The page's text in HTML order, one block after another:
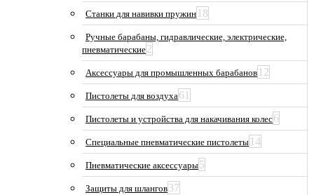
Станки для навивки пружин 18
Ручные барабаны, гидравлические, электрические,
пневматические2
Аксессуары для промышленных барабанов 12
Пистолеты для воздуха61
Пистолеты и устройства для накачивания колес6
Специальные пневматические пистолеты 14
Пневматические аксессуары5
Защиты для шлангов37